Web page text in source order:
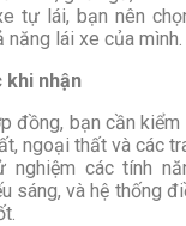
tự lái, bạn nên
năng lái xe của mình.
khi nhận
đồng, bạn cần
ngoại thất và các
nghiệm các tính
sáng, và hệ thống